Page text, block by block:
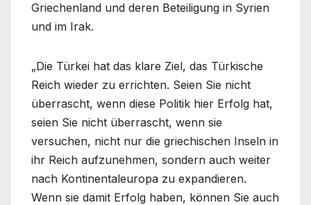
Griechenland und deren Beteiligung in Syrien
und im Irak.
„Die Türkei hat das klare Ziel, das Türkische
Reich wieder zu errichten. Seien Sie nicht
überrascht, wenn diese Politik hier Erfolg hat,
seien Sie nicht überrascht, wenn sie
versuchen, nicht nur die griechischen Inseln in
ihr Reich aufzunehmen, sondern auch weiter
nach Kontinentaleuropa zu expandieren.
Wenn sie damit Erfolg haben, können Sie auch